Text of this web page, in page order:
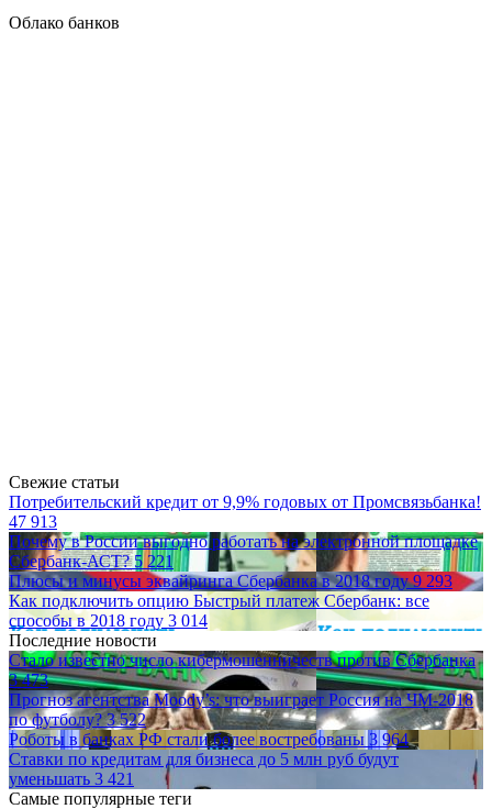
Облако банков
Свежие статьи
Потребительский кредит от 9,9% годовых от Промсвязьбанка!
47 913
Почему в России выгодно работать на электронной площадке
Сбербанк-АСТ?5 221
Плюсы и минусы эквайринга Сбербанка в 2018 году9 293
Как подключить опцию Быстрый платеж Сбербанк: все
способы в 2018 году 3 014
Последние новости
Стало известно число кибермошенничеств против Сбербанка
3 473
Прогноз агентства Moody’s: что выиграет Россия на ЧМ-2018
по футболу?3 522
Роботы в банках РФ стали более востребованы 3 964
Ставки по кредитам для бизнеса до 5 млн руб будут
уменьшать 3 421
Самые популярные теги